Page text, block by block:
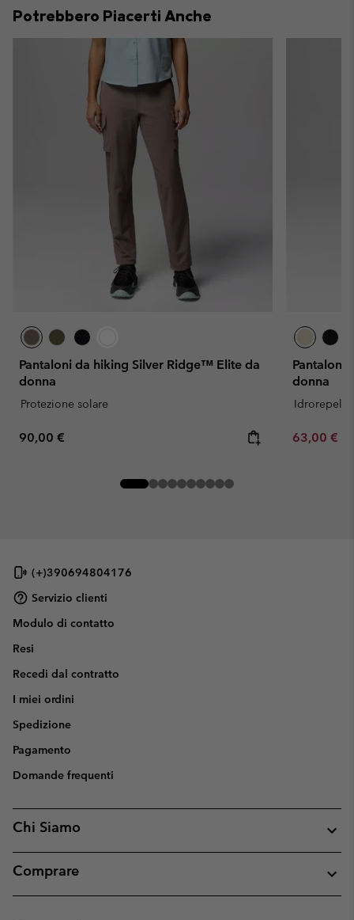
Potrebbero Piacerti Anche
Pantaloni da hiking Silver Ridge™ Elite da
donna
Protezione solare
Regular price:
90,00 €
Pantaloni
donna
Minimum
63,00 €
(+)390694804176
Servizio clienti
Modulo di contatto
Resi
Recedi dal contratto
I miei ordini
Spedizione
Pagamento
Domande frequenti
Chi Siamo
Comprare